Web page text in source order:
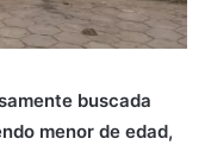
buscada
menor de edad,